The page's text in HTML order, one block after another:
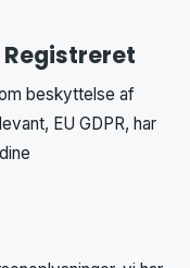
Registreret
beskyttelse af
EU GDPR, har